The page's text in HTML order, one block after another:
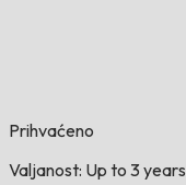
Prihvaćeno
Valjanost: Up to 3 years